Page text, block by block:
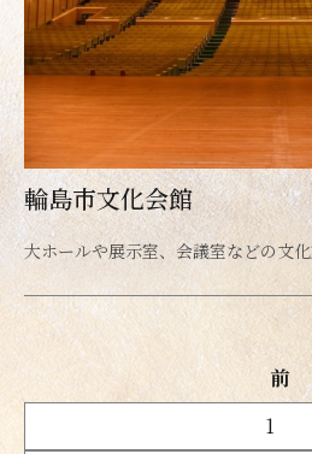
輪島市文化会館
大ホールや展示室、会議室などの文
前
1